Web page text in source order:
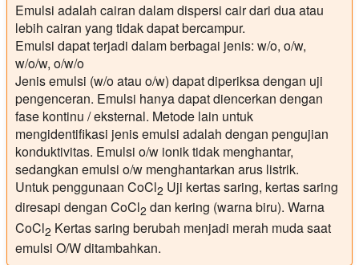
Emulsi adalah cairan dalam dispersi cair dari dua atau
lebih cairan yang tidak dapat bercampur.
Emulsi dapat terjadi dalam berbagai jenis: w/o, o/w,
w/o/w, o/w/o
Jenis emulsi (w/o atau o/w) dapat diperiksa dengan uji
pengenceran. Emulsi hanya dapat diencerkan dengan
fase kontinu / eksternal. Metode lain untuk
mengidentifikasi jenis emulsi adalah dengan pengujian
konduktivitas. Emulsi o/w ionik tidak menghantar,
sedangkan emulsi o/w menghantarkan arus listrik.
Untuk penggunaan CoCl2 Uji kertas saring, kertas saring
diresapi dengan CoCl2 dan kering (warna biru). Warna
CoCl2 Kertas saring berubah menjadi merah muda saat
emulsi O/W ditambahkan.